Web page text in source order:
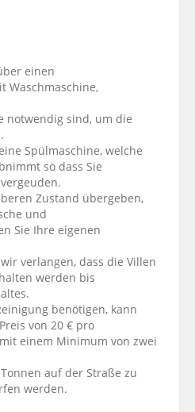
einen
Waschmaschine,
notwendig sind, um die
Spülmaschine, welche
so dass Sie
Zustand übergeben,
und
Sie Ihre eigenen
verlangen, dass die Villen
werden bis
benötigen, kann
von 20 € pro
einem Minimum von zwei
auf der Straße zu
werden.